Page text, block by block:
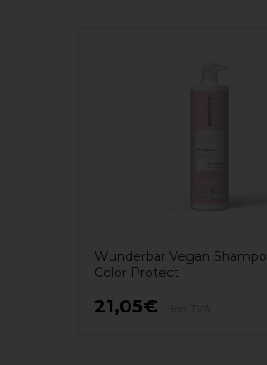
Wunderbar Vegan
Color Protect
21,05€